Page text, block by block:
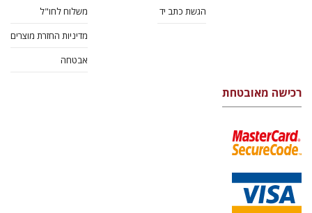
הגשת כתב יד
משלוח לחו"ל
מדיניות החזרת מוצרים
אבטחה
רכישה מאובטחת